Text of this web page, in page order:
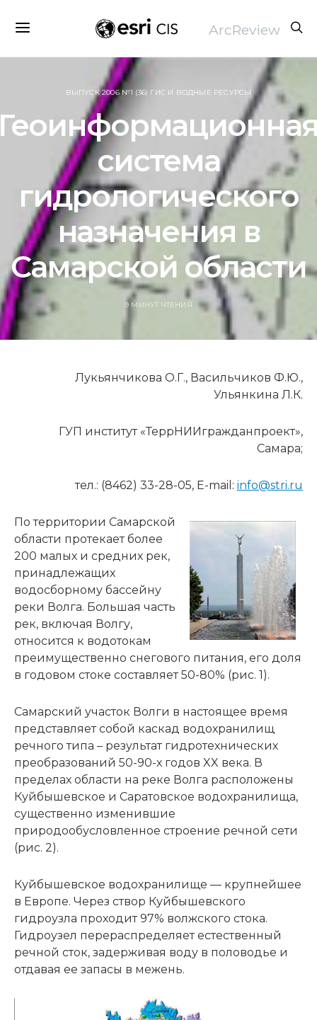
ArcReview
ВЫПУСК 2006 №1 (36) ГИС И ВОДНЫЕ РЕСУРСЫ
система
гидрологического
назначения в
Самарской области
9 МИНУТ ЧТЕНИЯ
Лукьянчикова О.Г., Васильчиков Ф.Ю.,
Ульянкина Л.К.
ГУП институт «ТеррНИИгражданпроект»,
Самара;
тел.: (8462) 33-28-05, E-mail: info@stri.ru
По территории Самарской
области протекает более
200 малых и средних рек,
принадлежащих
водосборному бассейну
реки Волга. Большая часть
рек, включая Волгу,
относится к водотокам
преимущественно снегового питания, его доля
в годовом стоке составляет 50-80% (рис. 1).
Самарский участок Волги в настоящее время
представляет собой каскад водохранилищ
речного типа – результат гидротехнических
преобразований 50-90-х годов XX века. В
пределах области на реке Волга расположены
Куйбышевское и Саратовское водохранилища,
существенно изменившие
природообусловленное строение речной сети
(рис. 2).
Куйбышевское водохранилище — крупнейшее
в Европе. Через створ Куйбышевского
гидроузла проходит 97% волжского стока.
Гидроузел перераспределяет естественный
речной сток, задерживая воду в половодье и
отдавая ее запасы в межень.